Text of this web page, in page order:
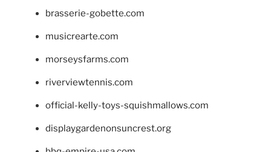
brasserie-gobette.com
musicrearte.com
morseysfarms.com
riverviewtennis.com
official-kelly-toys-squishmallows.com
displaygardenonsuncrest.org